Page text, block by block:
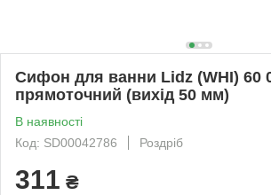
Сифон для ванни Lidz (WHI) 60
прямоточний (вихід 50 мм)
В наявності
Код: SD00042786
Роздріб
311 ₴